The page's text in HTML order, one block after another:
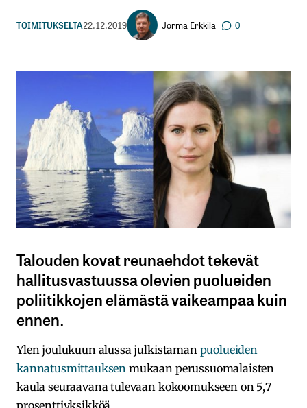
TOIMITUKSELTA22.12.2019 Jorma Erkkilä 0
Talouden kovat reunaehdot tekevät
hallitusvastuussa olevien puolueiden
poliitikkojen elämästä vaikeampaa kuin
ennen.
Ylen joulukuun alussa julkistaman puolueiden
kannatusmittauksen mukaan perussuomalaisten
kaula seuraavana tulevaan kokoomukseen on 5,7